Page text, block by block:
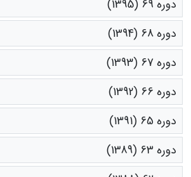
دوره 69 (1395)
دوره 68 (1394)
دوره 67 (1393)
دوره 66 (1392)
دوره 65 (1391)
دوره 63 (1389)